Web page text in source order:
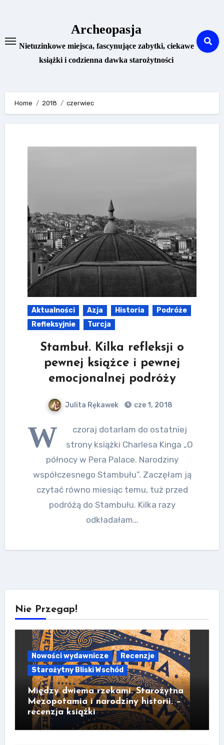
Archeopasja
Nietuzinkowe miejsca, fascynujące zabytki, ciekawe
książki i codzienna dawka starożytności
Home 2018 czerwiec
Aktualności Azja Historia
Podróże
Refleksyjnie
Turcja
Stambuł. Kilka refleksji o
pewnej książce i pewnej
emocjonalnej podróży
Julita Rękawek cze 1, 2018
W
czoraj dotarłam do ostatniej
strony książki Charlesa Kinga „O
północy w Pera Palace. Narodziny
współczesnego Stambułu”. Zaczęłam ją
czytać równo miesiąc temu, tuż przed
podróżą do Stambułu. Kilka razy
odkładałam…
Nie Przegap!
Nowości wydawnicze
Recenzje
Starożytny Bliski Wschód
Między dwiema rzekami. Starożytna
Mezopotamia i narodziny historii. –
recenzja książki